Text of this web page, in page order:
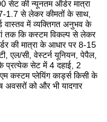
सेट की न्यूनतम ऑर्डर मात्रा
1.7 से लेकर कीमतों के साथ,
वास्तव में व्यक्तिगत अनुभव के
तक ​​कि कस्टम विकल्प से लेकर
की मात्रा के आधार पर 8-15
एल/सी, वेस्टर्न यूनियन, पेपैल,
प्रत्येक सेट में 4 दहाई, 2
कस्टम प्लेयिंग कार्ड्स किसी के
अवसरों को और भी यादगार